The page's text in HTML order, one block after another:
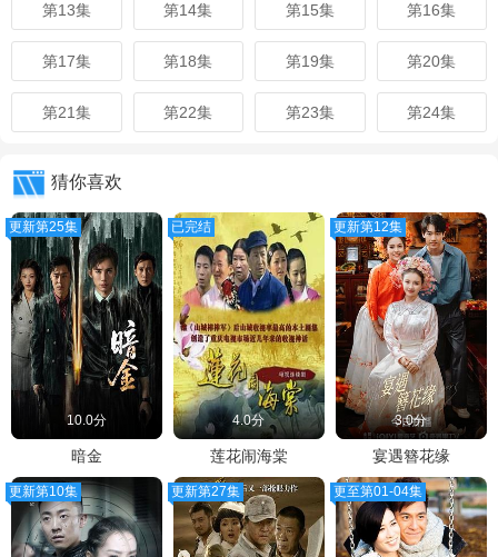
第13集 第14集 第15集 第16集
第17集 第18集 第19集 第20集
第21集 第22集 第23集 第24集
猜你喜欢
更新第25集
10.0分
暗金
已完结
4.0分
莲花闹海棠
更新第12集
3.0分
宴遇簪花缘
更新第10集 更新第27集 更至第01-04集